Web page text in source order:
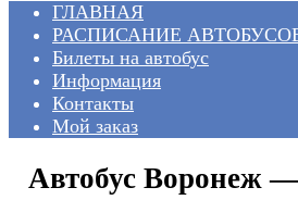
ГЛАВНАЯ
РАСПИСАНИЕ
Билеты на автобус
Информация
Контакты
Мой заказ
Автобус Воронеж